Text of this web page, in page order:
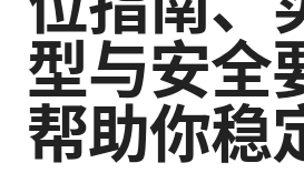
型与安全
帮助你稳